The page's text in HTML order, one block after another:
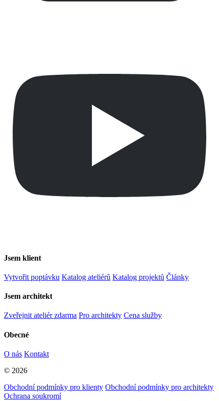
Jsem klient
Vytvořit poptávku Katalog ateliérů Katalog projektů Články
Jsem architekt
Zveřejnit ateliér zdarma Pro architekty Cena služby
Obecné
O nás Kontakt
© 2026
Obchodní podmínky pro klienty Obchodní podmínky pro architekty
Ochrana soukromí